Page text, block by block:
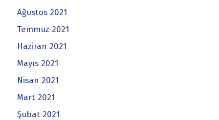
Ağustos 2021
Temmuz 2021
Haziran 2021
Mayıs 2021
Nisan 2021
Mart 2021
Şubat 2021